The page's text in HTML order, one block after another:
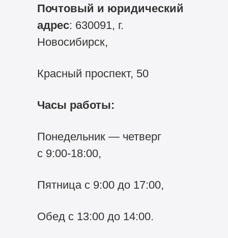
Почтовый и юридический
адрес: 630091, г.
Новосибирск,
Красный проспект, 50
Часы работы:
Понедельник — четверг
с 9:00-18:00,
Пятница с 9:00 до 17:00,
Обед с 13:00 до 14:00.